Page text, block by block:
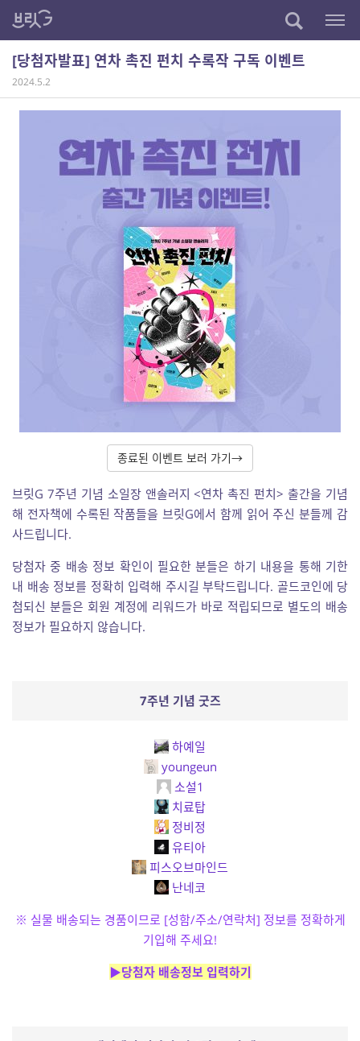
[당첨자발표] 연차 촉진 펀치 수록작 구독 이벤트
2024.5.2
종료된 이벤트 보러 가기→
브릿G 7주년 기념 소일장 앤솔러지 <연차 촉진 펀치> 출간을 기념
해 전자책에 수록된 작품들을 브릿G에서 함께 읽어 주신 분들께 감
사드립니다.
당첨자 중 배송 정보 확인이 필요한 분들은 하기 내용을 통해 기한
내 배송 정보를 정확히 입력해 주시길 부탁드립니다. 골드코인에 당
첨되신 분들은 회원 계정에 리워드가 바로 적립되므로 별도의 배송
정보가 필요하지 않습니다.
7주년 기념 굿즈
하예일
youngeun
소설1
치료탑
정비정
유티아
피스오브마인드
난네코
※ 실물 배송되는 경품이므로 [성함/주소/연락처] 정보를 정확하게
기입해 주세요!
▶당첨자 배송정보 입력하기